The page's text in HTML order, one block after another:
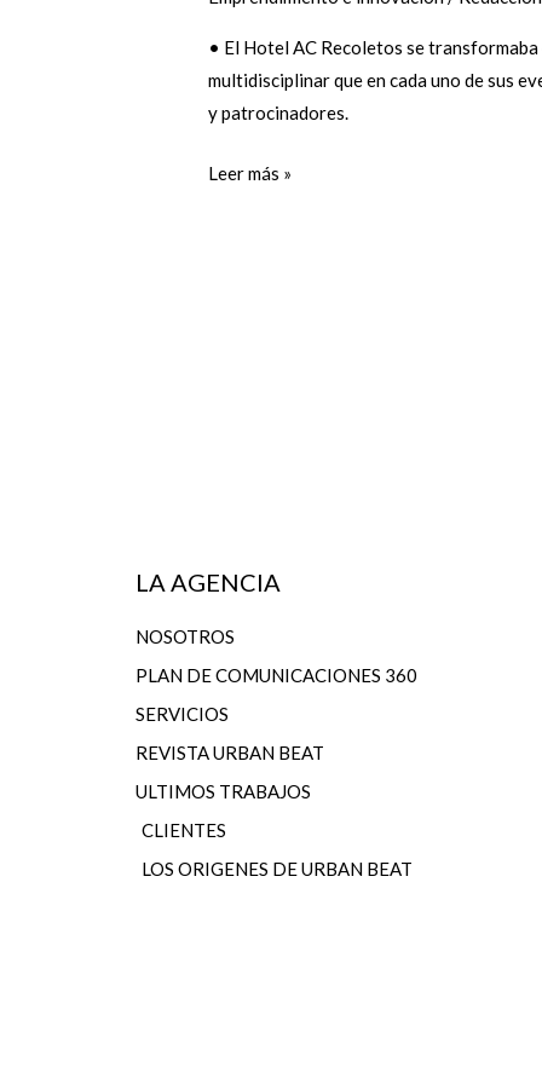
• El Hotel AC Recoletos se
multidisciplinar que en cada uno de sus
y patrocinadores.
Leer más »
LA AGENCIA
NOSOTROS
PLAN DE COMUNICACIONES 360
SERVICIOS
REVISTA URBAN BEAT
ULTIMOS TRABAJOS
CLIENTES
LOS ORIGENES DE URBAN BEAT